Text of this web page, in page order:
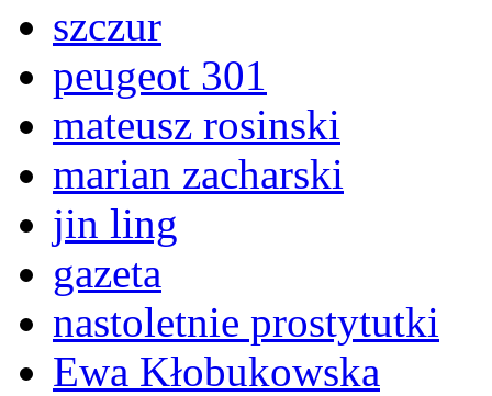
szczur
peugeot 301
mateusz rosinski
marian zacharski
jin ling
gazeta
nastoletnie prostytutki
Ewa Kłobukowska